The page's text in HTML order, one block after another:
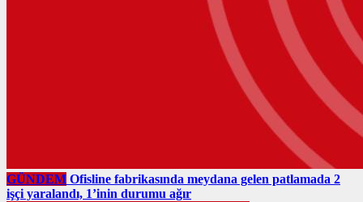
GÜNDEM Ofisline fabrikasında meydana gelen patlamada 2
işçi yaralandı, 1’inin durumu ağır